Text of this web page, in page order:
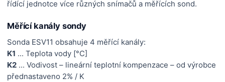
řídící jednotce více různých snímačů a měřících sond.
Měřící kanály sondy
Sonda ESV11 obsahuje 4 měřící kanály:
K1 ... Teplota vody [°C]
K2 ... Vodivost – lineární teplotní kompenzace – od výrobce
přednastaveno 2% / K